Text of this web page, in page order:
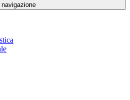
navigazione